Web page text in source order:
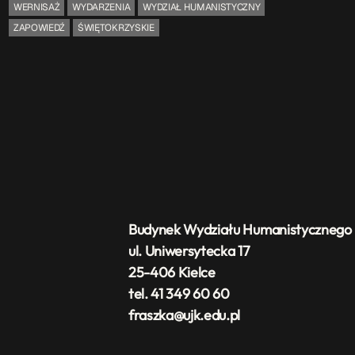
WERNISAŻ
WYDARZENIA
WYDZIAŁ HUMANISTYCZNY
ZAPOWIEDŹ
ŚWIĘTOKRZYSKIE
Budynek Wydziału Humanistycznego
ul. Uniwersytecka 17
25-406 Kielce
tel. 41 349 60 60
fraszka@ujk.edu.pl